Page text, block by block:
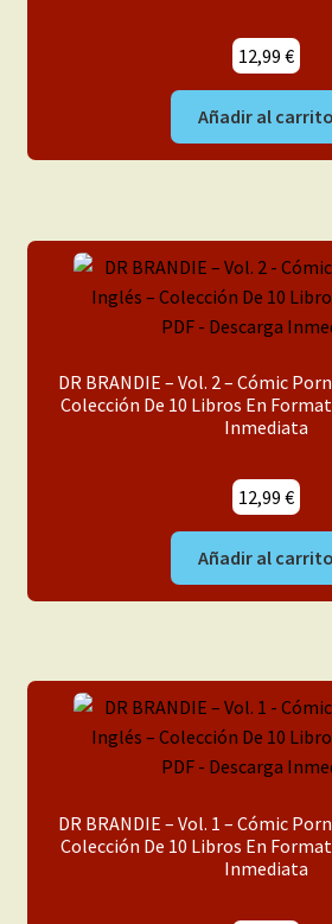
12,99 €
Añadir al carrito
DR BRANDIE – Vol. 2 – Cómic
Colección De 10 Libros En
Inmediata
12,99 €
Añadir al carrito
DR BRANDIE – Vol. 1 – Cómic
Colección De 10 Libros En
Inmediata